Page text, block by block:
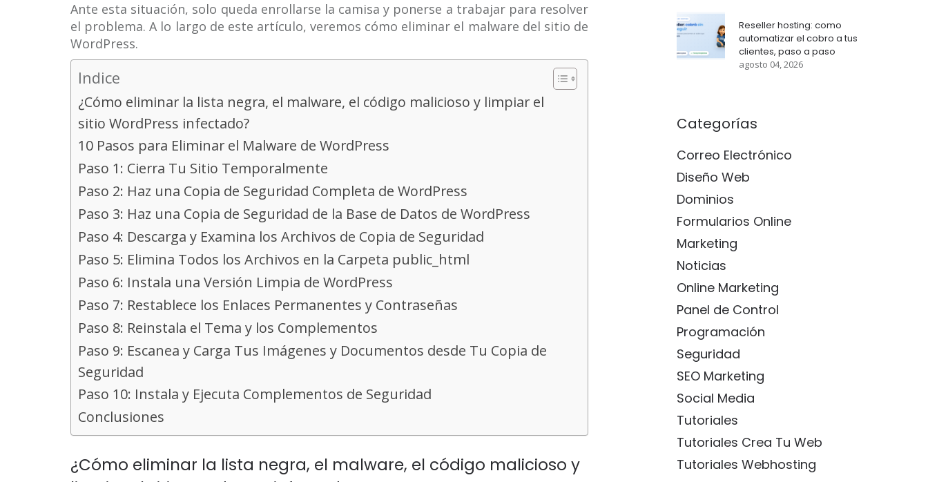
Ante esta situación, solo queda enrollarse la camisa y ponerse a trabajar para resolver
el problema. A lo largo de este artículo, veremos cómo eliminar el malware del sitio de
WordPress.
Indice
¿Cómo eliminar la lista negra, el malware, el código malicioso y limpiar el
sitio WordPress infectado?
10 Pasos para Eliminar el Malware de WordPress
Paso 1: Cierra Tu Sitio Temporalmente
Paso 2: Haz una Copia de Seguridad Completa de WordPress
Paso 3: Haz una Copia de Seguridad de la Base de Datos de WordPress
Paso 4: Descarga y Examina los Archivos de Copia de Seguridad
Paso 5: Elimina Todos los Archivos en la Carpeta public_html
Paso 6: Instala una Versión Limpia de WordPress
Paso 7: Restablece los Enlaces Permanentes y Contraseñas
Paso 8: Reinstala el Tema y los Complementos
Paso 9: Escanea y Carga Tus Imágenes y Documentos desde Tu Copia de
Seguridad
Paso 10: Instala y Ejecuta Complementos de Seguridad
Conclusiones
¿Cómo eliminar la lista negra, el malware, el código malicioso y
Reseller hosting: como
automatizar el cobro a tus
clientes, paso a paso
agosto 04, 2026
Categorías
Correo Electrónico
Diseño Web
Dominios
Formularios Online
Marketing
Noticias
Online Marketing
Panel de Control
Programación
Seguridad
SEO Marketing
Social Media
Tutoriales
Tutoriales Crea Tu Web
Tutoriales Webhosting